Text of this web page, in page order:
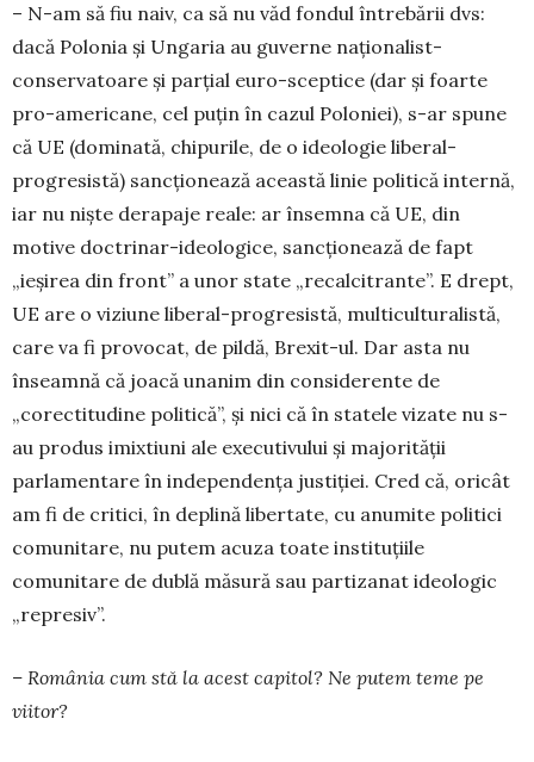
– N-am să fiu naiv, ca să nu văd fondul în­trebării dvs:
dacă Polonia și Ungaria au gu­verne naționalist-
conservatoare și parțial euro-sceptice (dar și foarte
pro-americane, cel puțin în cazul Poloniei), s-ar spune
că UE (dominată, chipurile, de o ideologie liberal-
progresistă) sancționează această linie politică internă,
iar nu niște de­rapaje reale: ar însemna că UE, din
motive doc­trinar-ideologice, sancționează de fapt
„ieșirea din front” a unor state „recalci­trante”. E drept,
UE are o viziune liberal-pro­gresistă, multicultu­ra­listă,
care va fi provocat, de pildă, Brexit-ul. Dar asta nu
înseamnă că joacă unanim din con­siderente de
„corectitudine politică”, și nici că în statele vizate nu s-
au produs imixtiuni ale exe­cutivului și majorității
parlamentare în in­de­pendența justiției. Cred că, oricât
am fi de critici, în deplină libertate, cu anumite politici
comu­ni­ta­re, nu putem acuza toate instituțiile
comunitare de dublă măsură sau partizanat ideologic
„re­presiv”.
– România cum stă la acest capitol? Ne pu­tem teme pe
viitor?